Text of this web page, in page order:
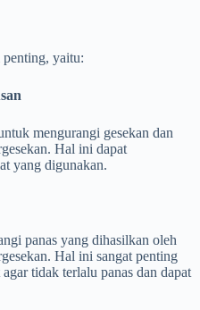
yaitu:
mengurangi gesekan dan
Hal ini dapat
yang digunakan.
panas yang dihasilkan oleh
Hal ini sangat penting
tidak terlalu panas dan dapat